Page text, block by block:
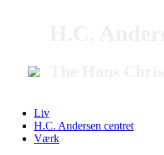
Liv
H.C. Andersen centret
Værk